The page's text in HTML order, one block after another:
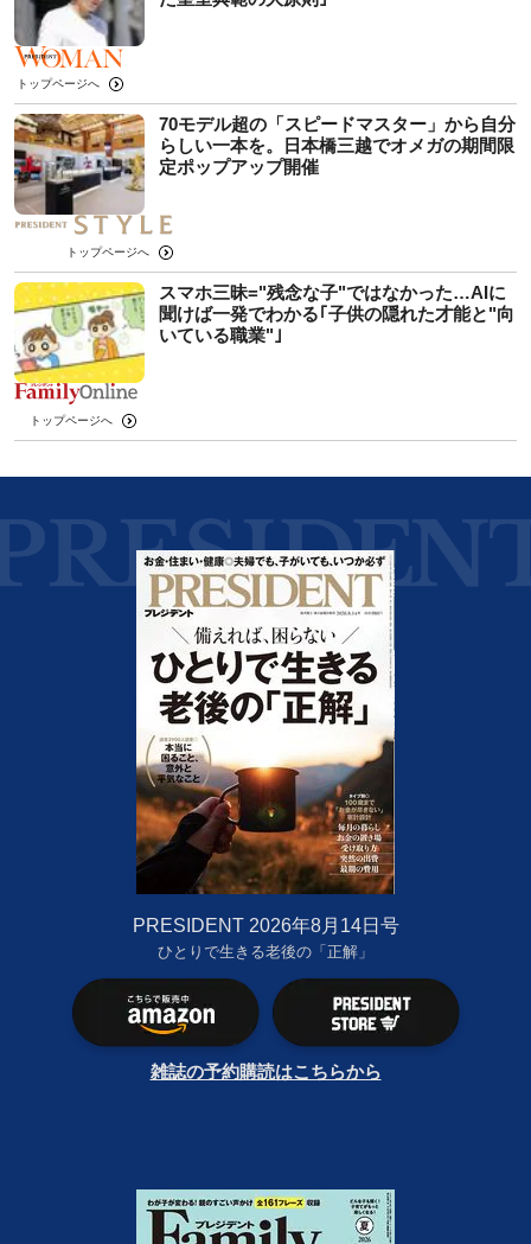
トップページへ
70モデル超の「スピードマスター」から自分
らしい一本を。日本橋三越でオメガの期間限
定ポップアップ開催
トップページへ
スマホ三昧="残念な子"ではなかった…AIに
聞けば一発でわかる｢子供の隠れた才能と"向
いている職業"｣
トップページへ
PRESIDENT 2026年8月14日号
ひとりで生きる老後の「正解」
雑誌の予約購読はこちらから